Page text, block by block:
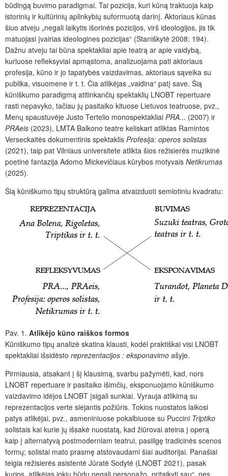
būdingą buvimo paradigmai. Tai pozicija, kuri kūną traktuoja kaip
istorinių ir kultūrinių aplinkybių suformuotą darinį. Aktoriaus kūnas
šiuo atveju „negali laikytis išorinės pozicijos, virš ideologijos, jis tik
matuojasi įvairias ideologines pozicijas“ (Staniškytė 2008: 194).
Dažnu atveju tai būna spektakliai apie teatrą ar apie vaidybą,
kuriuose refleksyviai apmąstoma, analizuojama pati aktoriaus
profesija, kūno ir jo tapatybės vaizdavimas, aktoriaus sąveika su
publika, visuomene ir t. t. Čia atlikėjas „vaidina“ patį save. Šią
kūniškumo paradigmą atitinkančių spektaklių LNOBT repertuare
rasti nepavyko, tačiau jų pasitaiko kituose Lietuvos teatruose, pvz.,
Menų spaustuvėje Justo Tertelio monospektakliai PRA... (2007) ir
PRAeis (2023), LMTA Balkono teatre keliskart atliktas Ramintos
Verseckaitės dokumentinis spektaklis Profesija: operos solistas
(2021), taip pat Vilniaus universitete atlikta šios režisierės muzikinė
poetinė fantazija Adomo Mickevičiaus kūrybos motyvais Netikrumas
(2025).
Šią kūniškumo tipų struktūrą galima atvaizduoti semiotiniu kvadratu:
Pav. 1. Atlikėjo kūno raiškos formos
Kūniškumo tipų analizė skatina klausti, kodėl praktiškai visi LNOBT
spektakliai išsidėsto reprezentacijos : eksponavimo ašyje.
Pirmiausia, atsakant į šį klausimą, svarbu pažymėti, kad, nors
LNOBT repertuare ir pasitaiko išimčių, eksponuojamo kūniškumo
vaizdavimo idėjos LNOBT įsigali sunkiai. Vyrauja atlikimą su
reprezentacijos verte siejantis požiūris. Tokios nuostatos laikosi
patys atlikėjai, pvz., asmeniniuose pokalbiuose su Puccini Triptiko
solistais kai kurie jų išsakė nuostatą, kad žiūrovai ateina į operą
kaip į alternatyvą postmoderniam teatrui, pasiilgę tradicinės scenos
formų; solistai mato prasmę atstovaudami šiai auditorijai. Panašiai
teigia režisierės asistentė Jūratė Sodytė (LNOBT 2021), pasak